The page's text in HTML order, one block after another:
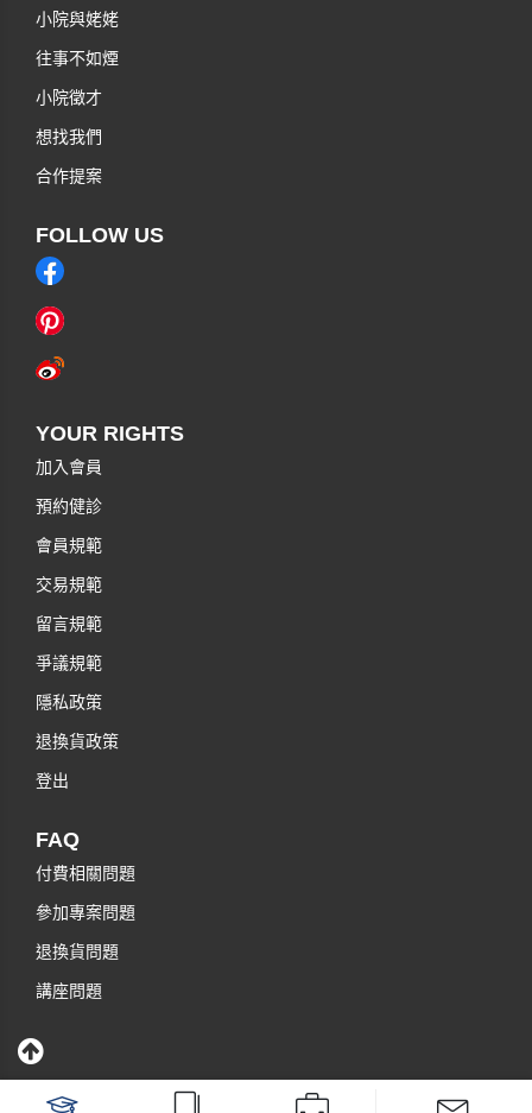
小院與姥姥
往事不如煙
小院徵才
想找我們
合作提案
FOLLOW US
YOUR RIGHTS
加入會員
預約健診
會員規範
交易規範
留言規範
爭議規範
隱私政策
退換貨政策
登出
FAQ
付費相關問題
參加專案問題
退換貨問題
講座問題